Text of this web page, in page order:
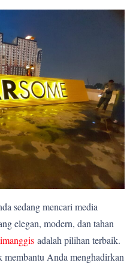
sedang mencari media
elegan, modern, dan tahan
adalah pilihan terbaik.
Anda menghadirkan